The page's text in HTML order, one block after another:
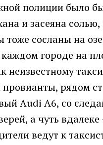
полиции было
и засеяна
сосланы на
городе на
неизвестному
рядом
Audi A6, со
а чуть
ведут к